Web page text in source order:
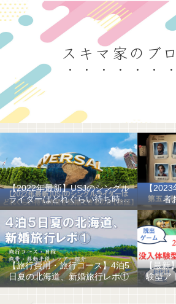
スキマ家の
【2022年最新】USJのシングル
ライダーはどれぐらい待ち時間
を短縮できるのか
【
者
【旅行費用・旅行コース】4泊5
日夏の北海道、新婚旅行レポ①
【最新
験型ア